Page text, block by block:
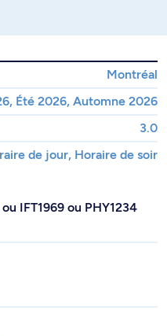
Montréal
Été 2026, Automne 2026
3.0
de jour, Horaire de soir
IFT1969 ou PHY1234